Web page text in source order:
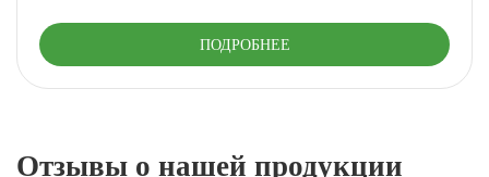
ПОДРОБНЕЕ
Отзывы о нашей продукции